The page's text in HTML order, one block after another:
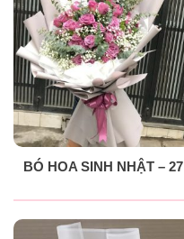
BÓ HOA SINH NHẬT – 27